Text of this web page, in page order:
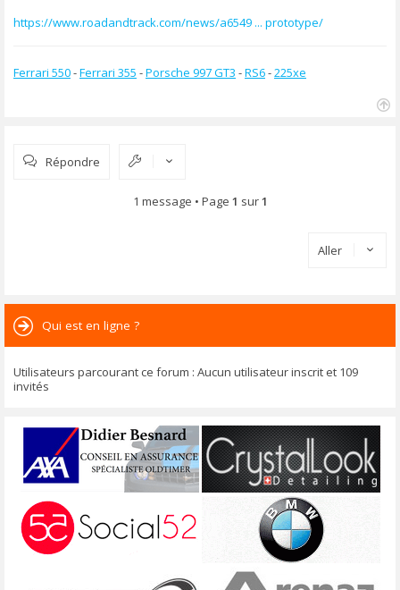
e
https://www.roadandtrack.com/news/a6549 ... prototype/
Ferrari 550-Ferrari 355 -Porsche 997 GT3 -RS6-225xe
Répondre
1 message • Page 1 sur1
Aller
Qui est en ligne ?
Utilisateurs parcourant ce forum : Aucun utilisateur inscrit et 109
invités